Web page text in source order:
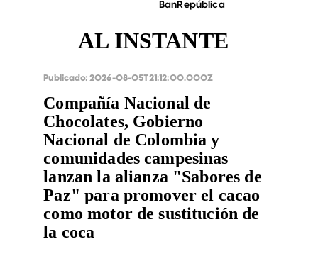
BanRepública
AL INSTANTE
Publicado: 2026-08-05T21:12:00.000Z
Compañía Nacional de
Chocolates, Gobierno
Nacional de Colombia y
comunidades campesinas
lanzan la alianza "Sabores de
Paz" para promover el cacao
como motor de sustitución de
la coca